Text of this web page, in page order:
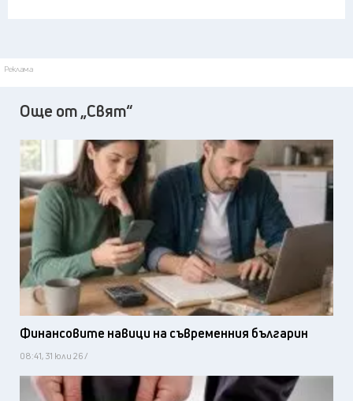
Реклама
Още от „Свят“
Финансовите навици на съвременния българин
08:41, 31 юли 26 /